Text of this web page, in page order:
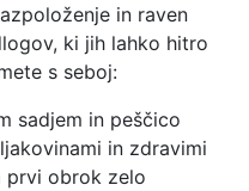
in raven
ki jih lahko hitro
s seboj:
sadjem in peščico
in zdravimi
prvi obrok zelo